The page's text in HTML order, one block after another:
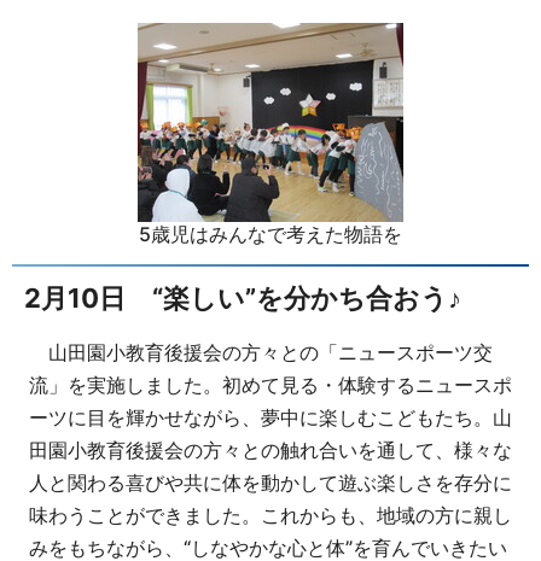
5歳児はみんなで考えた物語を
2月10日 “楽しい”を分かち合おう♪
山田園小教育後援会の方々との「ニュースポーツ交
流」を実施しました。初めて見る・体験するニュースポ
ーツに目を輝かせながら、夢中に楽しむこどもたち。山
田園小教育後援会の方々との触れ合いを通して、様々な
人と関わる喜びや共に体を動かして遊ぶ楽しさを存分に
味わうことができました。これからも、地域の方に親し
みをもちながら、“しなやかな心と体”を育んでいきたい